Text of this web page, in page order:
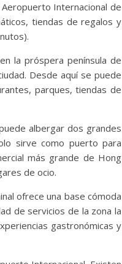
Internacional de
tiendas de regalos y
la próspera península de
Desde aquí se puede
parques, tiendas de
albergar dos grandes
sirve como puerto para
más grande de Hong
de ocio.
ofrece una base cómoda
de servicios de la zona la
gastronómicas y